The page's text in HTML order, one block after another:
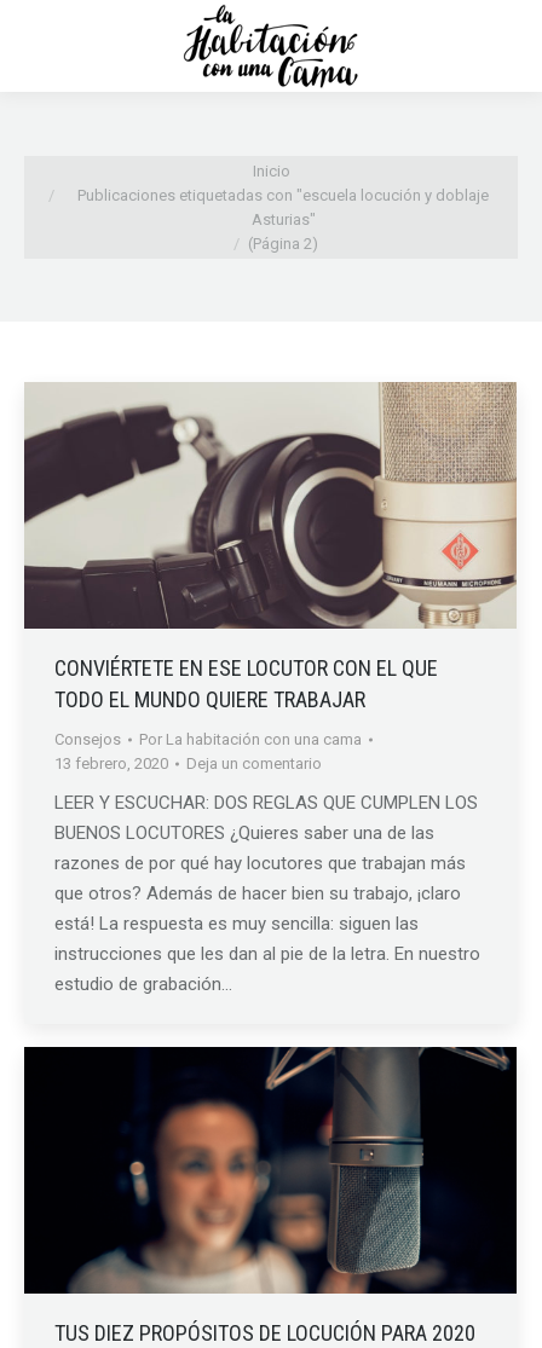
Inicio
Publicaciones etiquetadas con "escuela locución y doblaje
Asturias"
(Página 2)
CONVIÉRTETE EN ESE LOCUTOR CON EL QUE
TODO EL MUNDO QUIERE TRABAJAR
Consejos Por La habitación con una cama
13 febrero, 2020
Deja un comentario
LEER Y ESCUCHAR: DOS REGLAS QUE CUMPLEN LOS
BUENOS LOCUTORES ¿Quieres saber una de las
razones de por qué hay locutores que trabajan más
que otros? Además de hacer bien su trabajo, ¡claro
está! La respuesta es muy sencilla: siguen las
instrucciones que les dan al pie de la letra. En nuestro
estudio de grabación…
TUS DIEZ PROPÓSITOS DE LOCUCIÓN PARA 2020